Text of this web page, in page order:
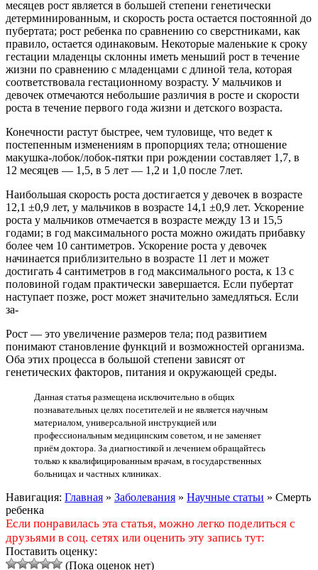
месяцев рост является в большей степени генетически
детерминированным, и скорость роста остается постоянной до
пубертата; рост ребенка по сравнению со сверстниками, как
правило, остается одинаковым. Некоторые маленькие к сроку
гестации младенцы склонны иметь меньший рост в течение
жизни по сравнению с младенцами с длиной тела, которая
соответствовала гестационному возрасту. У мальчиков и
девочек отмечаются небольшие различия в росте и скорости
роста в течение первого года жизни и детского возраста.
Конечности растут быстрее, чем туловище, что ведет к
постепенным изменениям в пропорциях тела; отношение
макушка-лобок/лобок-пятки при рождении составляет 1,7, в
12 месяцев — 1,5, в 5 лет — 1,2 и 1,0 после 7лет.
Наибольшая скорость роста достигается у девочек в возрасте
12,1 ±0,9 лет, у мальчиков в возрасте 14,1 ±0,9 лет. Ускорение
роста у мальчиков отмечается в возрасте между 13 и 15,5
годами; в год максимального роста можно ожидать прибавку
более чем 10 сантиметров. Ускорение роста у девочек
начинается приблизительно в возрасте 11 лет и может
достигать 4 сантиметров в год максимального роста, к 13 с
половиной годам практически завершается. Если пубертат
наступает позже, рост может значительно замедляться. Если
за-
Рост — это увеличение размеров тела; под развитием
понимают становление функций и возможностей организма.
Оба этих процесса в большой степени зависят от
генетических факторов, питания и окружающей среды.
Данная статья размещена исключительно в общих
познавательных целях посетителей и не является научным
материалом, универсальной инструкцией или
профессиональным медицинским советом, и не заменяет
приём доктора. За диагностикой и лечением обращайтесь
только к квалифицированным врачам, в государственных
больницах и частных клиниках.
Навигация: Главная » Заболевания » Научные статьи » Смерть
ребенка
Если понравилась эта статья, можно легко поделиться с
друзьями в соц. сетях или оценить эту запись тут:
Поставить оценку:
(Пока оценок нет)